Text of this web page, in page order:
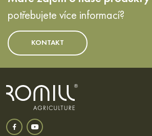
potřebujete více informací?
KONTAKT